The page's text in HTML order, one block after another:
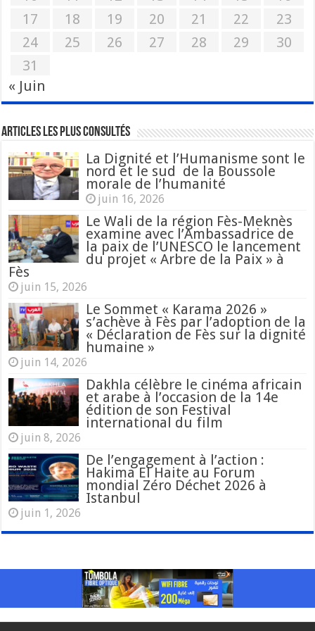
17
18 19 20 21 22
23
24
25 26 27 28 29
30
31
« Juin
Articles les plus consultés
La Dignité et l’Humanisme sont le
nord et le sud de la Boussole
morale de l’humanité
juin 16, 2026
Le Wali de la région Fès-Meknès
examine avec l’Ambassadrice de
la paix de l’UNESCO le lancement
du projet « Arbre de la Paix » à
Fès
juin 15, 2026
Le Sommet « Karama 2026 »
s’achève à Fès par l’adoption de la
« Déclaration de Fès sur la dignité
humaine »
juin 14, 2026
Dakhla célèbre le cinéma africain
et arabe à l’occasion de la 14e
édition de son Festival
international du film
juin 8, 2026
De l’engagement à l’action :
Hakima El Haite au Forum
mondial Zéro Déchet 2026 à
Istanbul
juin 1, 2026